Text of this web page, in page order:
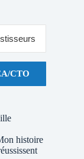
CTO
histoire